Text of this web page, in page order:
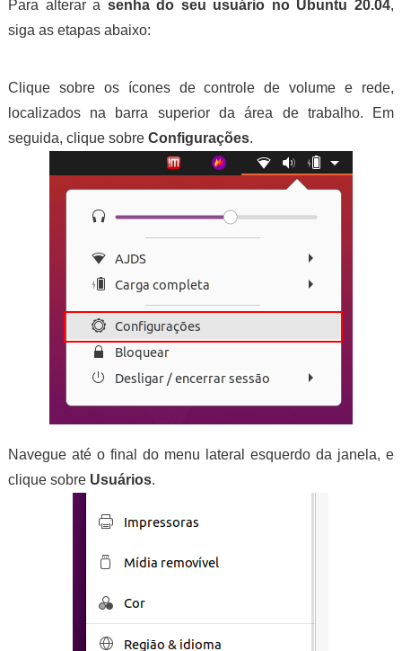
Para alterar a senha do seu usuário no Ubuntu 20.04,
siga as etapas abaixo:
Clique sobre os ícones de controle de volume e rede,
localizados na barra superior da área de trabalho. Em
seguida, clique sobre Configurações.
Navegue até o final do menu lateral esquerdo da janela, e
clique sobre Usuários.